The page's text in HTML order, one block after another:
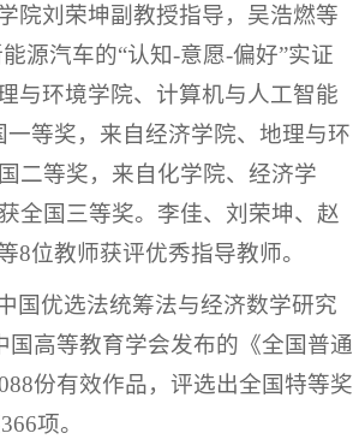
院刘荣坤副教授指导，吴浩燃等
源汽车的“认知-意愿-偏好”实证
与环境学院、计算机与人工智能
等奖，来自经济学院、地理与环
二等奖，来自化学院、经济学
全国三等奖。李佳、刘荣坤、赵
8位教师获评优秀指导教师。
国优选法统筹法与经济数学研究
高等教育学会发布的《全国普通
份有效作品，评选出全国特等奖
项。